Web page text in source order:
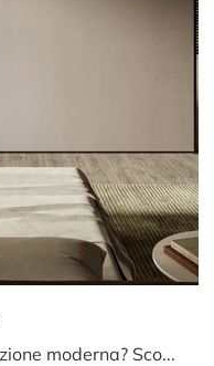
Vuoi impreziosire un'ambientazione moderna? Scopri la Carta da parati vinilica di Glamora: il modello Battito ti attende!